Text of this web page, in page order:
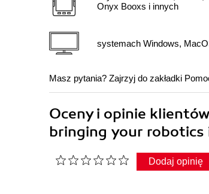
Onyx Booxs i innych
systemach Windows,
Masz pytania? Zajrzyj do zakładki
Oceny i opinie
bringing your robotics
Dodaj opinię